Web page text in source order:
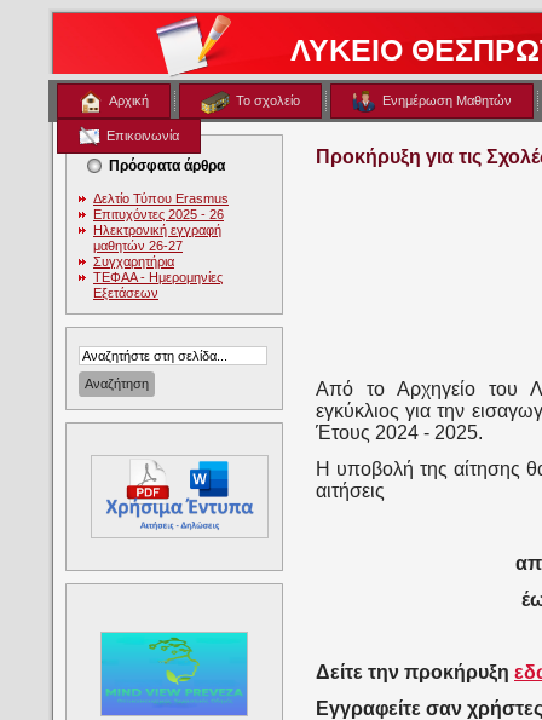
ΛΥΚΕΙΟ
Αρχική Το σχολείο Ενημέρωση Μαθητών
Επικοινωνία
Πρόσφατα άρθρα
Δελτίο Τύπου Erasmus
Επιτυχόντες 2025 - 26
Ηλεκτρονική εγγραφή
μαθητών 26-27
Συγχαρητήρια
ΤΕΦΑΑ - Ημερομηνίες
Εξετάσεων
Προκήρυξη για τις
Από το Αρχηγείο του
εγκύκλιος για την
Έτους 2024 - 2025.
Η υποβολή της αίτησης
αιτήσεις
Δείτε την προκήρυξη
Εγγραφείτε σαν